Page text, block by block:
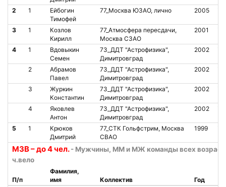
2
1
Ейбогин
Тимофей
77_Москва ЮЗАО, лично 2005
3 1
Козлов
Кирилл
77_Атмосфера пересдачи,
Москва СЗАО
2001
4 1
Вдовыкин
Семен
73_ДДТ "Астрофизика",
Димитровград
2002
2
Абрамов
Павел
73_ДДТ "Астрофизика",
Димитровград
2002
3
Журкин
Константин
73_ДДТ "Астрофизика",
Димитровград
2002
4
Яковлев
Антон
73_ДДТ "Астрофизика",
Димитровград
2002
5 1
Крюков
Дмитрий
77_СТК Гольфстрим, Москва
СВАО
1999
М3В – до 4 чел. - Мужчины, ММ и МЖ команды всех
ч.вело
П/п
Фамилия,
имя
Коллектив Год